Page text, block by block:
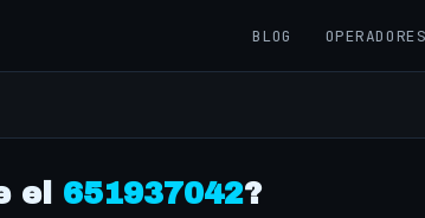
BLOG OPERADORES
el 651937042?